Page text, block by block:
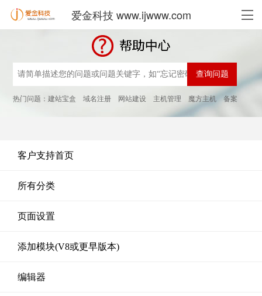
爱金科技 www.ijwww.com
热门问题：建站宝盒 域名注册 网站建设 主机管理 魔方主机 备案
客户支持首页
所有分类
页面设置
添加模块(V8或更早版本)
编辑器